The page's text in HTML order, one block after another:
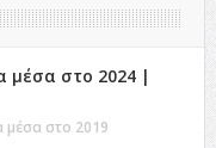
μέσα στο 2024 |
στο 2019